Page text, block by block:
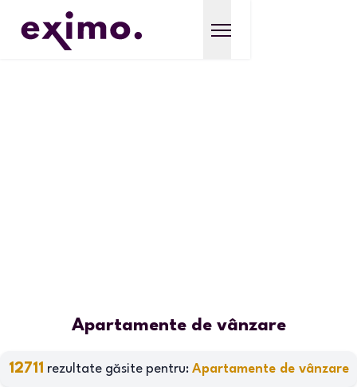
Apartamente de vânzare
12711 rezultate găsite pentru: Apartamente de vânzare